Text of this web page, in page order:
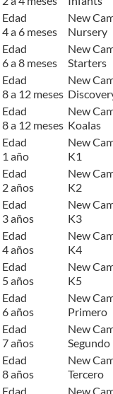
Edad
4 a 6 meses
New
Nursery
Edad
6 a 8 meses
New
Starters
Edad
8 a 12 meses
New
Edad
8 a 12 meses
New
Koalas
Edad
1 año
New
K1
Edad
2 años
New
K2
Edad
3 años
New
K3
Edad
4 años
New
K4
Edad
5 años
New
K5
Edad
6 años
New
Primero
Edad
7 años
New
Segundo
Edad
8 años
New
Tercero
Edad
New